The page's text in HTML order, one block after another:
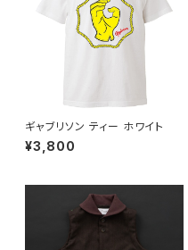
ギャブリソン ティー ホワイト
¥3,800